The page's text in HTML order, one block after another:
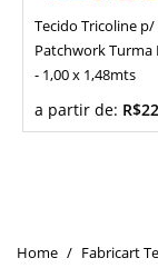
Fabricart
Tecido Tricoline p/
Patchwork Turma
- 1,00 x 1,48mts
a partir de: